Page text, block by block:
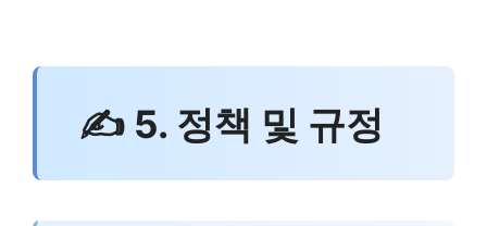
✍ 5. 정책 및 규정